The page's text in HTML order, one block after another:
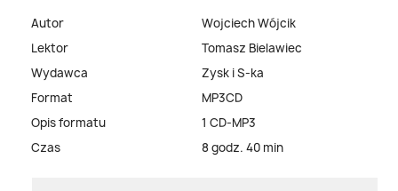
Autor
Wojciech Wójcik
Lektor
Tomasz Bielawiec
Wydawca
Zysk i S-ka
Format
MP3CD
Opis formatu
1 CD-MP3
Czas
8 godz. 40 min